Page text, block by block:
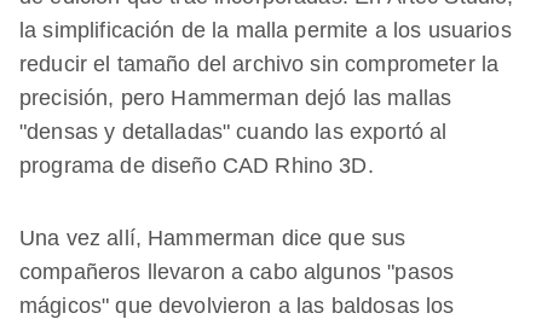
la simplificación de la malla permite a los usuarios
reducir el tamaño del archivo sin comprometer la
precisión, pero Hammerman dejó las mallas
"densas y detalladas" cuando las exportó al
programa de diseño CAD Rhino 3D.
Una vez allí, Hammerman dice que sus
compañeros llevaron a cabo algunos "pasos
mágicos" que devolvieron a las baldosas los